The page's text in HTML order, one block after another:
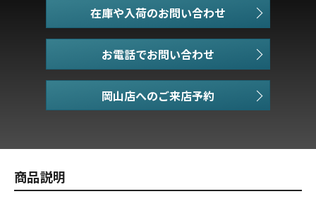
在庫や入荷のお問い合わせ
お電話でお問い合わせ
商品説明